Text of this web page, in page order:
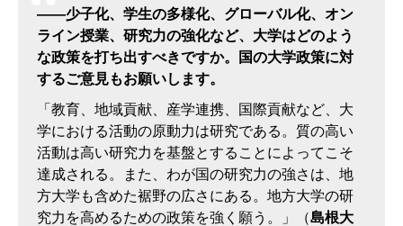
――少子化、学生の多様化、グローバル化、オン
ライン授業、研究力の強化など、大学はどのよう
な政策を打ち出すべきですか。国の大学政策に対
するご意見もお願いします。
「教育、地域貢献、産学連携、国際貢献など、大
学における活動の原動力は研究である。質の高い
活動は高い研究力を基盤とすることによってこそ
達成される。また、わが国の研究力の強さは、地
方大学も含めた裾野の広さにある。地方大学の研
究力を高めるための政策を強く願う。」（島根大